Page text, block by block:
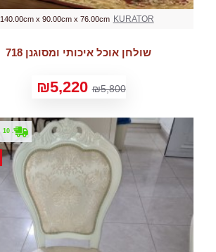
KURATOR
140.00cm x 90.00cm x 76.00cm
שולחן אוכל איכותי ומסוגנן 718
₪5,800
₪5,220
. 10 ימי עסקים